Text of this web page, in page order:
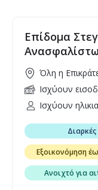
πολίτες ή
Ένωσης, χωρίς
καταβολής
άλλητης κύριας
ο ίδιος ή οι
Επίδομα
Όλη η
Ισχύουν
Ισχύουν
Διαρκές
Εξοικονόμηση
Ανοιχτό για